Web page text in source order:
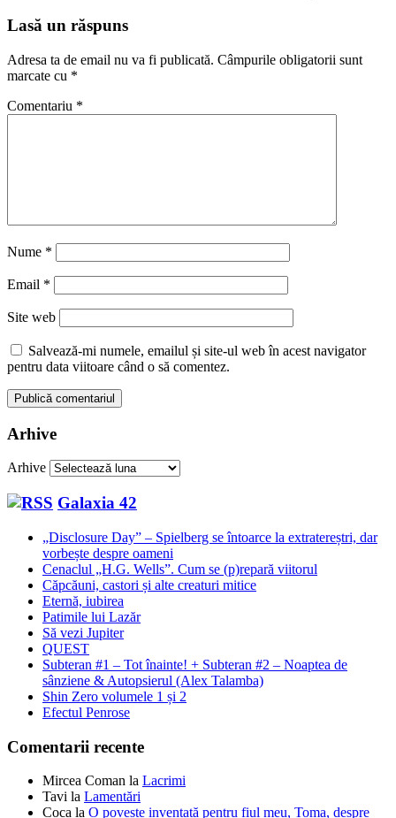
Lasă un răspuns
Adresa ta de email nu va fi publicată. Câmpurile obligatorii sunt
marcate cu *
Comentariu *
Nume *
Email *
Site web
Salvează-mi numele, emailul și site-ul web în acest navigator
pentru data viitoare când o să comentez.
Arhive
Arhive
Galaxia 42
„Disclosure Day” – Spielberg se întoarce la extratereștri, dar
vorbește despre oameni
Cenaclul „H.G. Wells”. Cum se (p)repară viitorul
Căpcăuni, castori și alte creaturi mitice
Eternă, iubirea
Patimile lui Lazăr
Să vezi Jupiter
QUEST
Subteran #1 – Tot înainte! + Subteran #2 – Noaptea de
sânziene & Autopsierul (Alex Talamba)
Shin Zero volumele 1 și 2
Efectul Penrose
Comentarii recente
Mircea Coman la Lacrimi
Tavi la Lamentări
Coca la O poveste inventată pentru fiul meu, Toma, despre